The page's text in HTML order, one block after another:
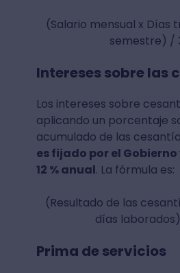
(Salario mensual x Días
semestre) /
Intereses sobre las
Los intereses sobre
aplicando un porcentaje
acumulado de las
es fijado por el Gobierno
12 % anual. La fórmula es:
(Resultado de las
días
Prima de servicios